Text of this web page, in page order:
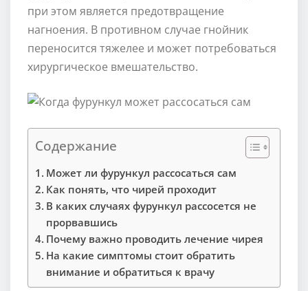
при этом является предотвращение
нагноения. В противном случае гнойник
переносится тяжелее и может потребоваться
хирургическое вмешательство.
Содержание
Может ли фурункул рассосаться сам
Как понять, что чирей проходит
В каких случаях фурункул рассосется не
прорвавшись
Почему важно проводить лечение чирея
На какие симптомы стоит обратить
внимание и обратиться к врачу